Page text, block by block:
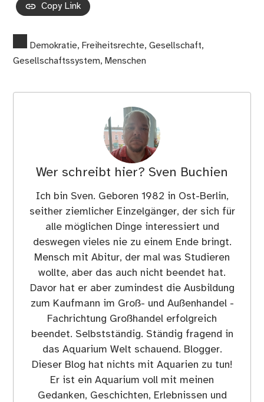
Copy Link
Demokratie, Freiheitsrechte,Gesellschaft,
Gesellschaftssystem, Menschen
Wer schreibt hier? Sven Buchien
Ich bin Sven. Geboren 1982 in Ost-Berlin,
seither ziemlicher Einzelgänger, der sich für
alle möglichen Dinge interessiert und
deswegen vieles nie zu einem Ende bringt.
Mensch mit Abitur, der mal was Studieren
wollte, aber das auch nicht beendet hat.
Davor hat er aber zumindest die Ausbildung
zum Kaufmann im Groß- und Außenhandel -
Fachrichtung Großhandel erfolgreich
beendet. Selbstständig. Ständig fragend in
das Aquarium Welt schauend. Blogger.
Dieser Blog hat nichts mit Aquarien zu tun!
Er ist ein Aquarium voll mit meinen
Gedanken, Geschichten, Erlebnissen und